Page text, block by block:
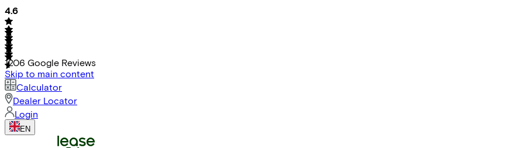
4.6
1206 Google Reviews
Skip to main content
Calculator
Dealer Locator
Login
EN